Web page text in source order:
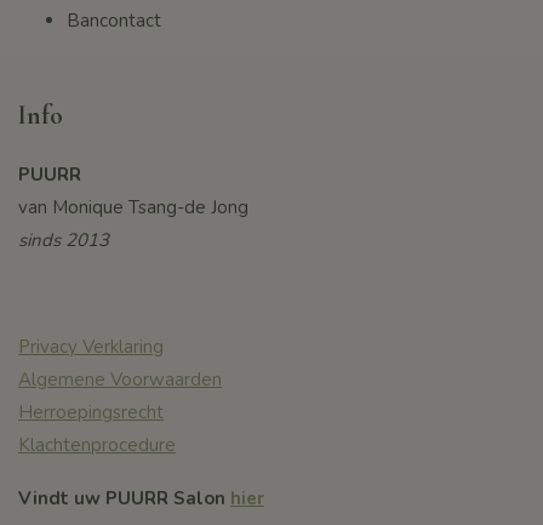
Bancontact
Info
PUURR
van Monique Tsang-de Jong
sinds 2013
Privacy Verklaring
Algemene Voorwaarden
Herroepingsrecht
Klachtenprocedure
Vindt uw PUURR Salon hier